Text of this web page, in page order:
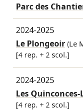
Parc des
2024-2025
Le Plongeoir(Le
[4 rep. + 2 scol.]
2024-2025
Les Quinconces-
[4 rep. + 2 scol.]